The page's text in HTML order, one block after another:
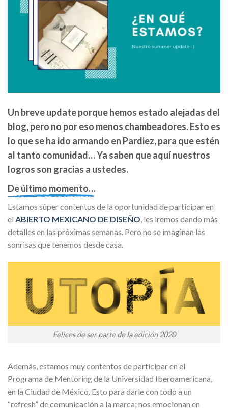
Un breve update porque hemos estado alejadas del
blog, pero no por eso menos chambeadores. Esto es
lo que se ha ido armando en Pardiez, para que estén
al tanto comunidad… Ya saben que aquí nuestros
logros son gracias a ustedes.
De último momento…
Estamos súper contentos de la oportunidad de participar en
el ABIERTO MEXICANO DE DISEÑO, les iremos dando más
detalles en las próximas semanas. Pero no se imaginan las
sonrisas que tenemos desde casa.
Felices de ser parte de la edición 2020
Además, estamos muy contentos de participar en el
Programa de Mentoring de la Universidad Iberoamericana,
en la Ciudad de México. Esto para darle con todo a un
“refresh” de comunicación a la marca; nos emocionan en